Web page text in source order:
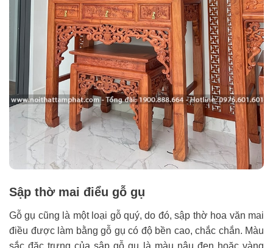
Sập thờ mai điểu gỗ gụ
Gỗ gụ cũng là một loại gỗ quý, do đó, sập thờ hoa văn mai
điều được làm bằng gỗ gụ có độ bền cao, chắc chắn. Màu
sắc đặc trưng của sập gỗ gụ là màu nâu đen hoặc vàng